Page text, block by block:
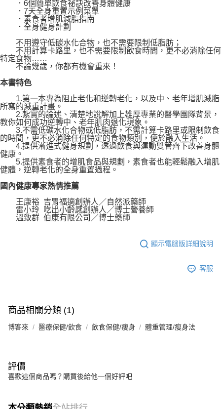
．6個簡單飲食祕訣改善身體健康
．7天全身重置示例菜單
．素食者增肌減脂指南
．全身健身計劃
不用遵守低碳水化合物，也不需要限制低脂肪；
不用計算卡路里，也不需要限制飲食時間，更不必消除任何
特定食物……
不論幾歲，你都有機會重來！
本書特色
1.第一本專為阻止老化和逆轉老化，以及中、老年增肌減脂
所寫的減重計畫。
2.紮實的論述、清楚地說解加上雄厚專業的醫學團隊背景，
教你如何成功逆轉中、老年肌肉退化現象。
3.不需低碳水化合物或低脂肪，不需計算卡路里或限制飲食
的時間，更不必消除任何特定的食物類別，便於融入生活。
4.提供漸進式健身規劃，透過飲食與運動雙管齊下改善身體
健康。
5.提供素食者的增肌食品與規劃，素食者也能輕鬆融入增肌
健體，逆轉老化的全身重置過程。
國內健康專家熱情推薦
王康裕 吉胃福適創辦人／自然派藥師
雷小玲 吃出小齡感創辦人／博士營養師
溫致群 伯康有限公司／博士藥師
顯示電腦版詳細說明
客服
商品相關分類 (1)
博客來 醫療保健/飲食 飲食保健/瘦身 體重管理/瘦身法
評價
喜歡這個商品嗎？購買後給他一個好評吧